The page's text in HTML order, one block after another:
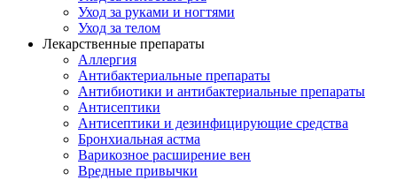
Уход за руками и ногтями
Уход за телом
Лекарственные препараты
Аллергия
Антибактериальные препараты
Антибиотики и антибактериальные препараты
Антисептики
Антисептики и дезинфицирующие средства
Бронхиальная астма
Варикозное расширение вен
Вредные привычки